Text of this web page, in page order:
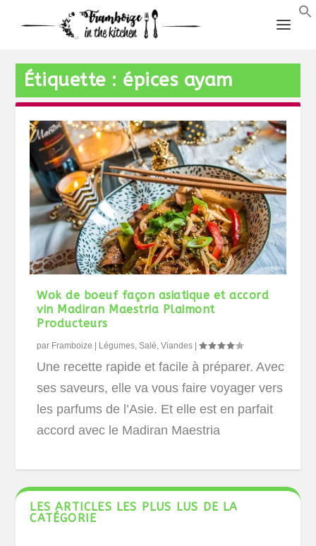
Étiquette : épices ayam
Wok de boeuf façon asiatique et accord
vin Madiran Maestria Plaimont
Producteurs
par Framboize | Légumes ,Salé ,Viandes |
Une recette rapide et facile à préparer. Avec
ses saveurs, elle va vous faire voyager vers
les parfums de l’Asie. Et elle est en parfait
accord avec le Madiran Maestria
LES ARTICLES LES PLUS LUS DE LA
CATÉGORIE